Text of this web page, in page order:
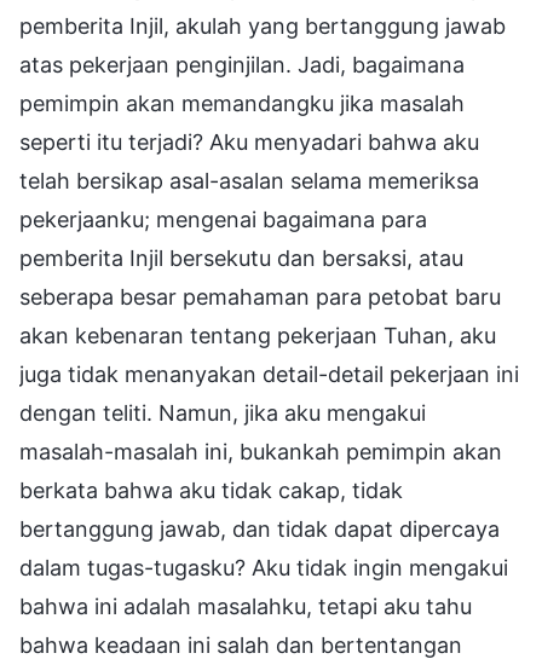
pemberita Injil, akulah yang bertanggung jawab
atas pekerjaan penginjilan. Jadi, bagaimana
pemimpin akan memandangku jika masalah
seperti itu terjadi? Aku menyadari bahwa aku
telah bersikap asal-asalan selama memeriksa
pekerjaanku; mengenai bagaimana para
pemberita Injil bersekutu dan bersaksi, atau
seberapa besar pemahaman para petobat baru
akan kebenaran tentang pekerjaan Tuhan, aku
juga tidak menanyakan detail-detail pekerjaan ini
dengan teliti. Namun, jika aku mengakui
masalah-masalah ini, bukankah pemimpin akan
berkata bahwa aku tidak cakap, tidak
bertanggung jawab, dan tidak dapat dipercaya
dalam tugas-tugasku? Aku tidak ingin mengakui
bahwa ini adalah masalahku, tetapi aku tahu
bahwa keadaan ini salah dan bertentangan